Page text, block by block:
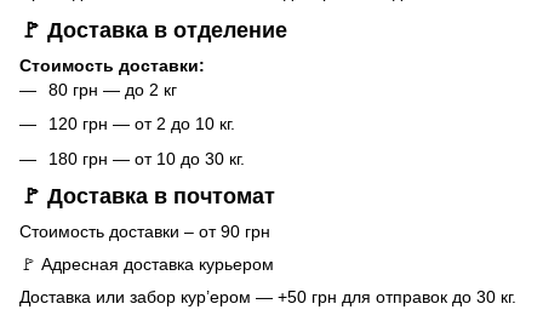
🚩 Доставка в отделение
Стоимость доставки:
80 грн — до 2 кг
120 грн — от 2 до 10 кг.
180 грн — от 10 до 30 кг.
🚩 Доставка в почтомат
Стоимость доставки – от 90 грн
🚩 Адресная доставка курьером
Доставка или забор кур’ером — +50 грн для отправок до 30 кг.